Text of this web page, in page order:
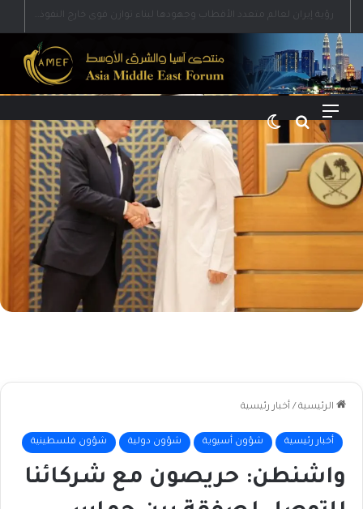
القائمة بحث عن
الرئيسية / أخبار رئيسية
أخبار رئيسية شؤون أسيوية شؤون دولية شؤون فلسطينية
واشنطن: حريصون مع شركائنا